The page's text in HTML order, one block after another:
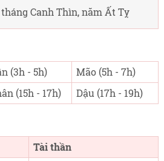
Canh Thìn, năm Ất Tỵ
(3h - 5h)
Mão (5h - 7h)
(15h - 17h) Dậu (17h - 19h)
Tài thần